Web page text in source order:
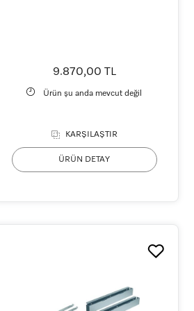
9.870,00 TL
Ürün şu anda mevcut değil
KARŞILAŞTIR
ÜRÜN DETAY